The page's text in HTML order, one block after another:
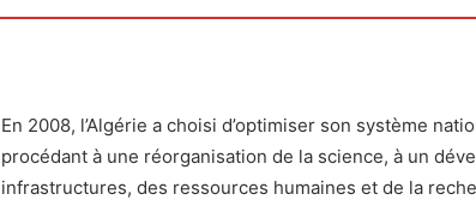
En 2008, l’Algérie a choisi d’optimiser son système
procédant à une réorganisation de la science, à un
infrastructures, des ressources humaines et de la